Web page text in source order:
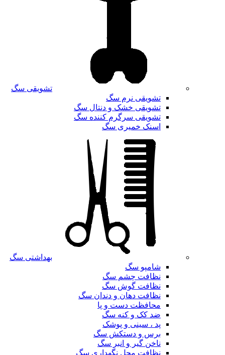
تشویقی سگ
تشویقی نرم سگ
تشویقی خشک و دنتال سگ
تشویقی سرگرم کننده سگ
اسنک خمیری سگ
بهداشتی سگ
شامپو سگ
نظافت چشم سگ
نظافت گوش سگ
نظافت دهان و دندان سگ
محافظت دست و پا
ضد کک و کنه سگ
پد ، سینی و پوشک
برس و دستکش سگ
ناخن گیر و انبر سگ
نظافت محل نگهداری سگ